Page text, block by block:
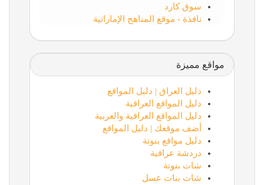
سوق كارد
نافذة - موقع المناهج الإماراتية
مواقع مميزة
دليل العراق | دليل المواقع
دليل المواقع العراقية
دليل المواقع العراقية والعربية
أضف موقعك | دليل المواقع
دليل مواقع بنوتة
دردشة عراقية
شات بنوتة
شات بنات عسل